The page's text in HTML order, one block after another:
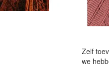
Zelf
we